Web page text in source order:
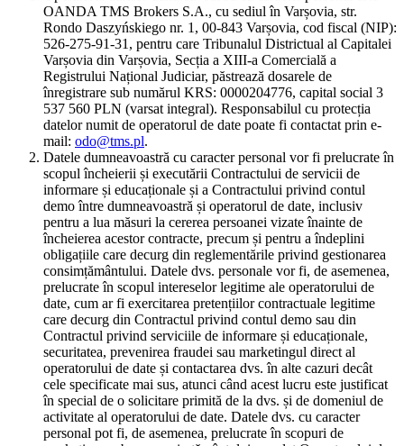
OANDA TMS Brokers S.A., cu sediul în Varșovia, str.
Rondo Daszyńskiego nr. 1, 00-843 Varșovia, cod fiscal (NIP):
526-275-91-31, pentru care Tribunalul Districtual al Capitalei
Varșovia din Varșovia, Secția a XIII-a Comercială a
Registrului Național Judiciar, păstrează dosarele de
înregistrare sub numărul KRS: 0000204776, capital social 3
537 560 PLN (varsat integral). Responsabilul cu protecția
datelor numit de operatorul de date poate fi contactat prin e-
mail: odo@tms.pl.
Datele dumneavoastră cu caracter personal vor fi prelucrate în
scopul încheierii și executării Contractului de servicii de
informare și educaționale și a Contractului privind contul
demo între dumneavoastră și operatorul de date, inclusiv
pentru a lua măsuri la cererea persoanei vizate înainte de
încheierea acestor contracte, precum și pentru a îndeplini
obligațiile care decurg din reglementările privind gestionarea
consimțământului. Datele dvs. personale vor fi, de asemenea,
prelucrate în scopul intereselor legitime ale operatorului de
date, cum ar fi exercitarea pretențiilor contractuale legitime
care decurg din Contractul privind contul demo sau din
Contractul privind serviciile de informare și educaționale,
securitatea, prevenirea fraudei sau marketingul direct al
operatorului de date și contactarea dvs. în alte cazuri decât
cele specificate mai sus, atunci când acest lucru este justificat
în special de o solicitare primită de la dvs. și de domeniul de
activitate al operatorului de date. Datele dvs. cu caracter
personal pot fi, de asemenea, prelucrate în scopuri de